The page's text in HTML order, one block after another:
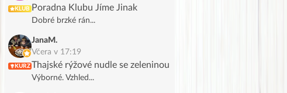
KLUB Poradna Klubu Jíme Jinak
Dobré brzké rán...
KURZ
JanaM.
Včera v 17:19
Thajské rýžové nudle se zeleninou
Výborné. Vzhled...